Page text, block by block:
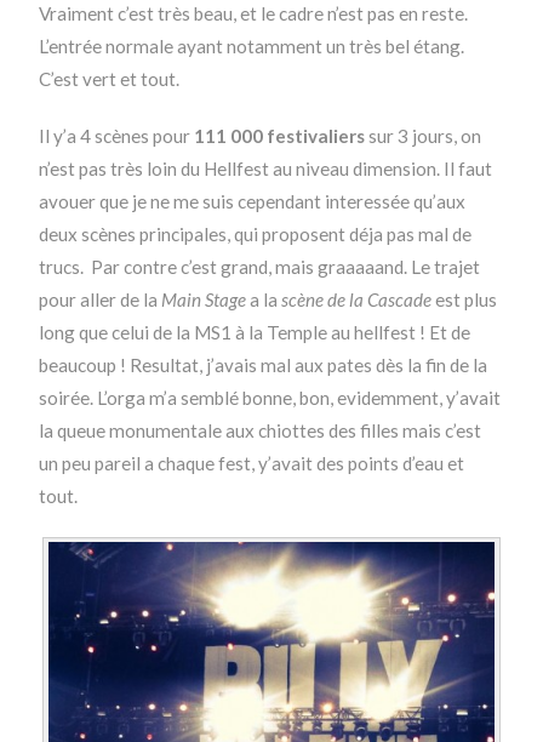
Vraiment c’est très beau, et le cadre n’est pas en reste.
L’entrée normale ayant notamment un très bel étang.
C’est vert et tout.
Il y’a 4 scènes pour 111 000 festivalierssur 3 jours, on
n’est pas très loin du Hellfest au niveau dimension. Il faut
avouer que je ne me suis cependant interessée qu’aux
deux scènes principales, qui proposent déja pas mal de
trucs. Par contre c’est grand, mais graaaaand. Le trajet
pour aller de la Main Stagea lascène de la Cascadeest plus
long que celui de la MS1 à la Temple au hellfest ! Et de
beaucoup ! Resultat, j’avais mal aux pates dès la fin de la
soirée. L’orga m’a semblé bonne, bon, evidemment, y’avait
la queue monumentale aux chiottes des filles mais c’est
un peu pareil a chaque fest, y’avait des points d’eau et
tout.